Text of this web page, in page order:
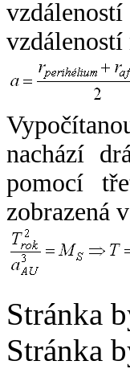
vzdáleností
nachází
pomocí
zobrazená
Stránka
Stránka